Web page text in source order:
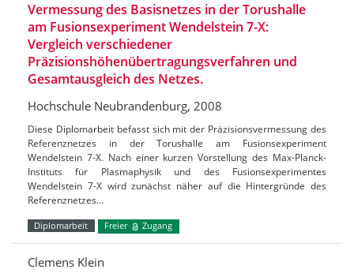
Vermessung des Basisnetzes in der Torushalle
am Fusionsexperiment Wendelstein 7-X:
Vergleich verschiedener
Präzisionshöhenübertragungsverfahren und
Gesamtausgleich des Netzes.
Hochschule Neubrandenburg, 2008
Diese Diplomarbeit befasst sich mit der Präzisionsvermessung des
Referenznetzes in der Torushalle am Fusionsexperiment
Wendelstein 7-X. Nach einer kurzen Vorstellung des Max-Planck-
Instituts für Plasmaphysik und des Fusionsexperimentes
Wendelstein 7-X wird zunächst näher auf die Hintergründe des
Referenznetzes…
Diplomarbeit Freier Zugang
Clemens Klein